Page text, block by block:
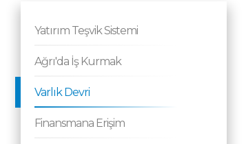
Yatırım Teşvik Sistemi
Ağrı'da İş Kurmak
Varlık Devri
Finansmana Erişim